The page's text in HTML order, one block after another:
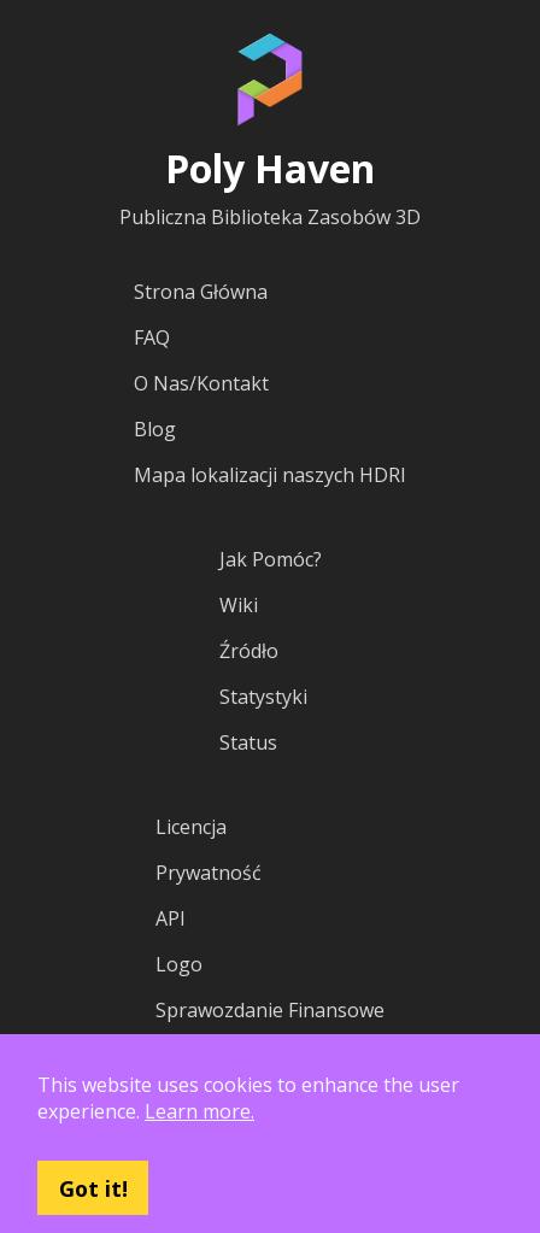
Poly Haven
Publiczna Biblioteka Zasobów 3D
Strona Główna
FAQ
O Nas/Kontakt
Blog
Mapa lokalizacji naszych HDRI
Jak Pomóc?
Wiki
Źródło
Statystyki
Status
Licencja
Prywatność
API
Logo
Sprawozdanie Finansowe
This website uses cookies to enhance the user
experience. Learn more.
Got it!